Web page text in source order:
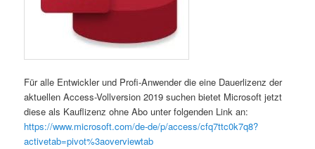
Für alle Entwickler und Profi-Anwender die eine Dauerlizenz der
aktuellen Access-Vollversion 2019 suchen bietet Microsoft jetzt
diese als Kauflizenz ohne Abo unter folgenden Link an:
https://www.microsoft.com/de-de/p/access/cfq7ttc0k7q8?
activetab=pivot%3aoverviewtab